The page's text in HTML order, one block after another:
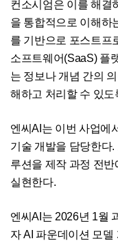
컨소시엄은 이를 해결
을 통합적으로 이해하
를 기반으로 포스트프
소프트웨어(SaaS) 플
는 정보나 개념 간의
해하고 처리할 수 있
엔씨AI는 이번 사업에
기술 개발을 담당한다.
루션을 제작 과정 전
실현한다.
엔씨AI는 2026년 1월
자 AI 파운데이션 모델